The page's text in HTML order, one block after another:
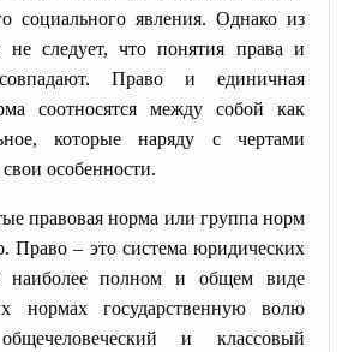
социального явления. Однако из
не следует, что понятия права и
Право и единичная
соотносятся между собой как
которые наряду с чертами
особенности.
правовая норма или группа норм
Право – это система юридических
наиболее полном и общем виде
нормах государственную волю
и классовый